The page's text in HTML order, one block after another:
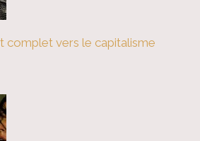
complet vers le capitalisme